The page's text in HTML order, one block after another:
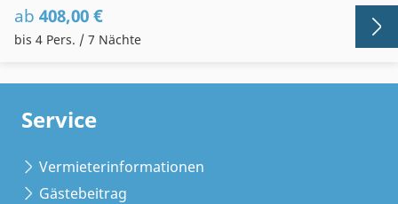
ab 408,00 €
bis 4 Pers. / 7 Nächte
Service
Vermieterinformationen
Gästebeitrag